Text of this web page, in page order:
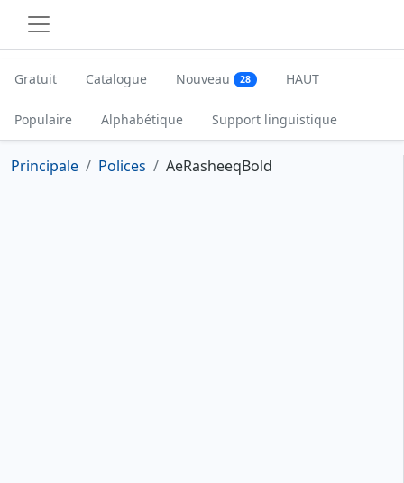
Gratuit Catalogue Nouveau 28 HAUT
Populaire Alphabétique Support linguistique
Principale Polices AeRasheeqBold